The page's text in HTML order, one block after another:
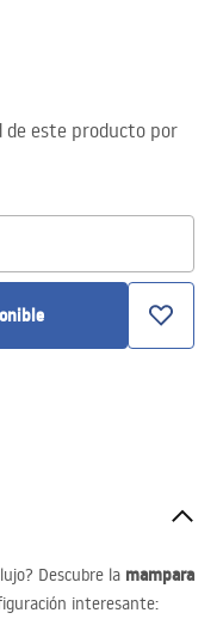
este producto por
Descubre la mampara
interesante: